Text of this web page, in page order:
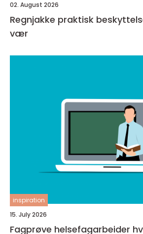
02. August 2026
Regnjakke praktisk beskyttelse i all slags
vær
inspiration
15. July 2026
Fagprøve helsefagarbeider hva kreves for å